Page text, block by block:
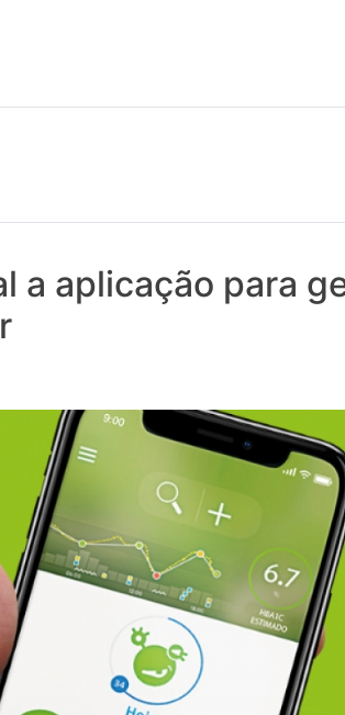
contam! Tudo o que se passa na Saúde!
a aplicação para